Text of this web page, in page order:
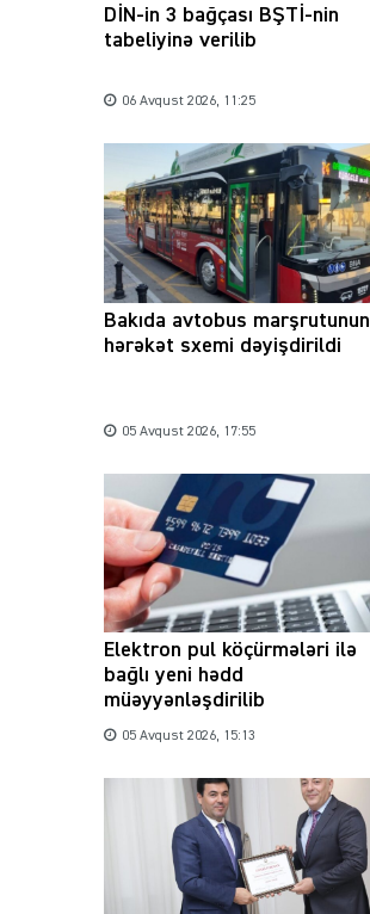
DİN-in 3 bağçası BŞTİ-nin
tabeliyinə verilib
06 Avqust 2026, 11:25
Bakıda avtobus marşrutunun
hərəkət sxemi dəyişdirildi
05 Avqust 2026, 17:55
Elektron pul köçürmələri ilə
bağlı yeni hədd
müəyyənləşdirilib
05 Avqust 2026, 15:13